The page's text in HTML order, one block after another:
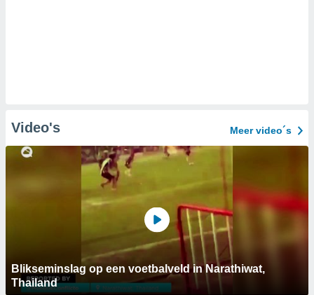
Video's Meer video´s
Blikseminslag op een voetbalveld in Narathiwat,
Thailand